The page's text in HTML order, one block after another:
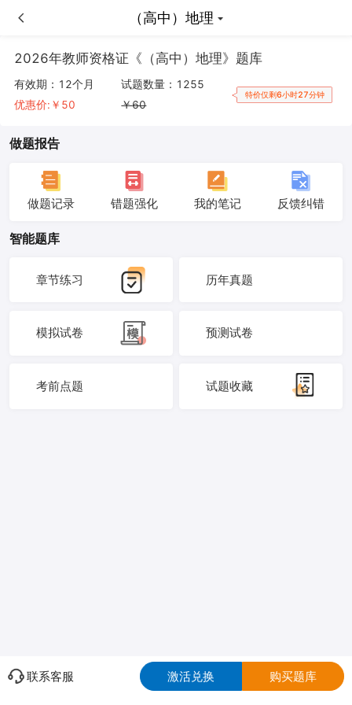
（高中）地理
（高中）地理
2026年教师资格证《（高中）地理》题库
有效期： 12个月
优惠价:￥ 50
试题数量： 1255
￥60
特价仅剩6小时27分钟
做题报告
做题记录 错题强化 我的笔记 反馈纠错
智能题库
章节练习 历年真题
模拟试卷 预测试卷
考前点题 试题收藏
联系客服 激活兑换 购买题库